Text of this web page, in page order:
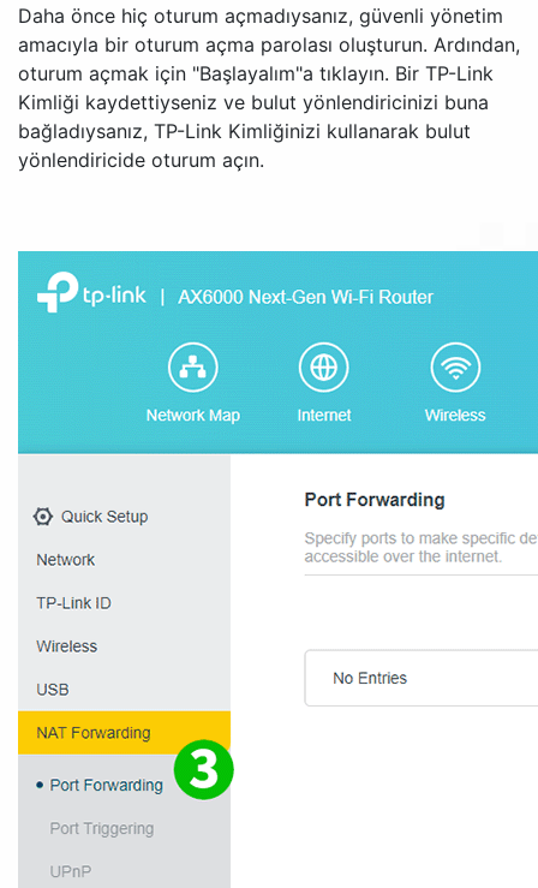
Daha önce hiç oturum açmadıysanız, güvenli yönetim
amacıyla bir oturum açma parolası oluşturun. Ardından,
oturum açmak için "Başlayalım"a tıklayın. Bir TP-Link
Kimliği kaydettiyseniz ve bulut yönlendiricinizi buna
bağladıysanız, TP-Link Kimliğinizi kullanarak bulut
yönlendiricide oturum açın.